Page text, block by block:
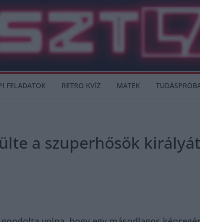
FELADATOK RETRO KVÍZ MATEK
a szuperhősök